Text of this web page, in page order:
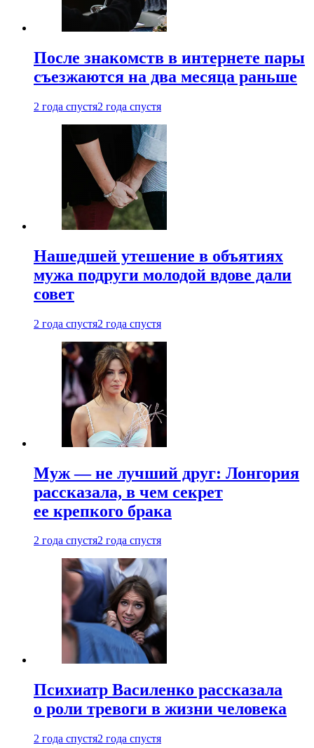
После знакомств в интернете пары
съезжаются на два месяца раньше
2 года спустя2 года спустя
Нашедшей утешение в объятиях
мужа подруги молодой вдове дали
совет
2 года спустя2 года спустя
Муж — не лучший друг: Лонгория
рассказала, в чем секрет
ее крепкого брака
2 года спустя2 года спустя
Психиатр Василенко рассказала
о роли тревоги в жизни человека
2 года спустя2 года спустя